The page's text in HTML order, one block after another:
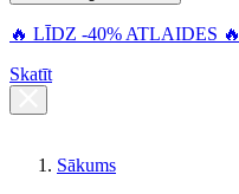
🔥 LĪDZ -40% ATLAIDES 🔥
Skatīt
Sākums